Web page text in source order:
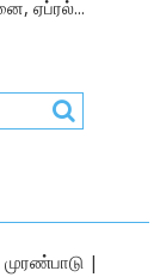
ஏப்ரல்...
|